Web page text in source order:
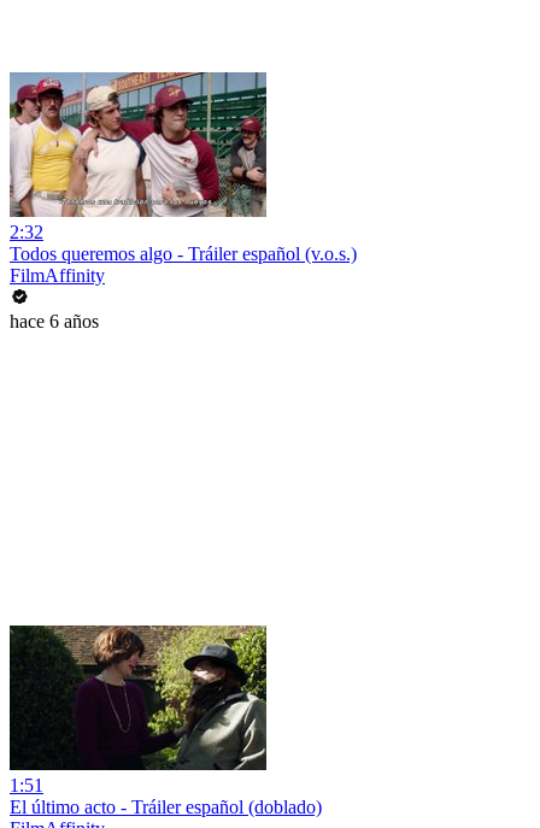
2:32
Todos queremos algo - Tráiler español (v.o.s.)
FilmAffinity
hace 6 años
1:51
El último acto - Tráiler español (doblado)